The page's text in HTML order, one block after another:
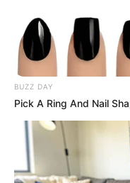
Bizi Facebook-
izləyin
ƏLAQƏLI
Bakıda
BUZZ DAY
Pick A Ring And Nail